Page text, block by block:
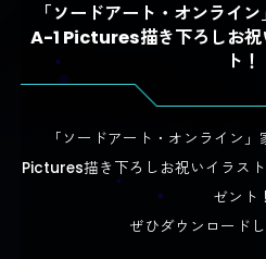
「ソードアート・オンライ
A-1 Pictures描き下ろしお祝
ト！
「ソードアート・オンライン
Pictures描き下ろしお祝いイラス
ゼント！
ぜひダウンロード